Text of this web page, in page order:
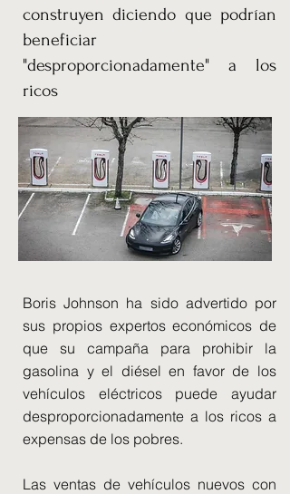
construyen diciendo que podrían
beneficiar
"desproporcionadamente" a los
ricos
Boris Johnson ha sido advertido por
sus propios expertos económicos de
que su campaña para prohibir la
gasolina y el diésel en favor de los
vehículos eléctricos puede ayudar
desproporcionadamente a los ricos a
expensas de los pobres.
Las ventas de vehículos nuevos con